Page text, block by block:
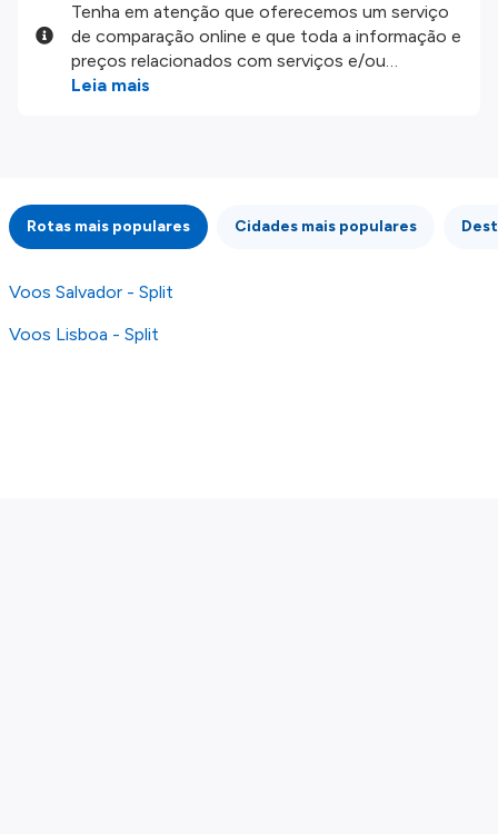
Tenha em atenção que oferecemos um serviço
de comparação online e que toda a informação e
preços relacionados com serviços e/ou
produtos disponíveis no nosso website são
integridade ou pela precisão da informação
publicada, por isso verifique com atenção todas
as condições no website do parceiro antes de
fazer uma reserva. Para mais detalhes verifique
os nossosTermos e Condições
Leia mais
Rotas mais populares Cidades mais populares
Voos Salvador - Split
Voos Lisboa - Split